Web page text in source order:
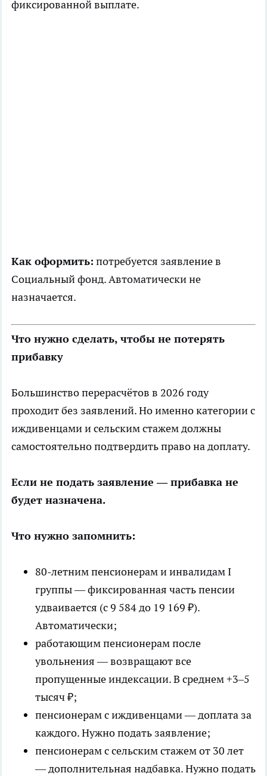
фиксированной выплате.
Как оформить: потребуется заявление в
Социальный фонд. Автоматически не
назначается.
Что нужно сделать, чтобы не потерять
прибавку
Большинство перерасчётов в 2026 году
проходит без заявлений. Но именно категории с
иждивенцами и сельским стажем должны
самостоятельно подтвердить право на доплату.
Если не подать заявление — прибавка не
будет назначена.
Что нужно запомнить:
80-летним пенсионерам и инвалидам I
группы — фиксированная часть пенсии
удваивается (с 9 584 до 19 169 ₽).
Автоматически;
работающим пенсионерам после
увольнения — возвращают все
пропущенные индексации. В среднем +3–5
тысяч ₽;
пенсионерам с иждивенцами — доплата за
каждого. Нужно подать заявление;
пенсионерам с сельским стажем от 30 лет
— дополнительная надбавка. Нужно подать